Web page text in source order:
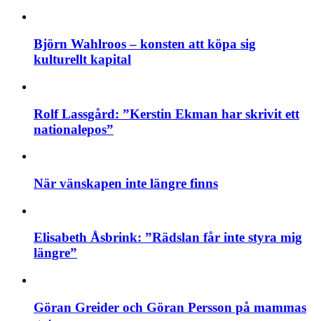
Björn Wahlroos – konsten att köpa sig
kulturellt kapital
Rolf Lassgård: ”Kerstin Ekman har skrivit ett
nationalepos”
När vänskapen inte längre finns
Elisabeth Åsbrink: ”Rädslan får inte styra mig
längre”
Göran Greider och Göran Persson på mammas